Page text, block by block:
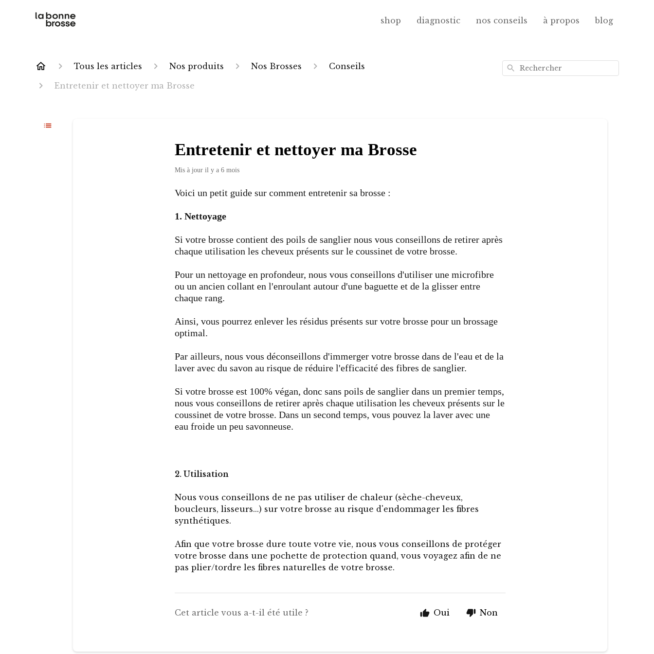
shop diagnostic nos conseils à propos blog
Tous les articles Nos produits Nos Brosses
Conseils
Entretenir et nettoyer ma Brosse
Rechercher
Entretenir et nettoyer ma Brosse
Mis à jour il y a 6 mois
Voici un petit guide sur comment entretenir sa brosse :
1. Nettoyage
Si votre brosse contient des poils de sanglier nous vous conseillons de retirer après
chaque utilisation les cheveux présents sur le coussinet de votre brosse.
Pour un nettoyage en profondeur, nous vous conseillons d'utiliser une microfibre
ou un ancien collant en l'enroulant autour d'une baguette et de la glisser entre
chaque rang.
Ainsi, vous pourrez enlever les résidus présents sur votre brosse pour un brossage
optimal.
Par ailleurs, nous vous déconseillons d'immerger votre brosse dans de l'eau et de la
laver avec du savon au risque de réduire l'efficacité des fibres de sanglier.
Si votre brosse est 100% végan, donc sans poils de sanglier dans un premier temps,
nous vous conseillons de retirer après chaque utilisation les cheveux présents sur le
coussinet de votre brosse. Dans un second temps, vous pouvez la laver avec une
eau froide un peu savonneuse.
2. Utilisation
Nous vous conseillons de ne pas utiliser de chaleur (sèche-cheveux,
boucleurs, lisseurs...) sur votre brosse au risque d'endommager les fibres
synthétiques.
Afin que votre brosse dure toute votre vie, nous vous conseillons de protéger
votre brosse dans une pochette de protection quand, vous voyagez afin de ne
pas plier/tordre les fibres naturelles de votre brosse.
Cet article vous a-t-il été utile ? Oui Non